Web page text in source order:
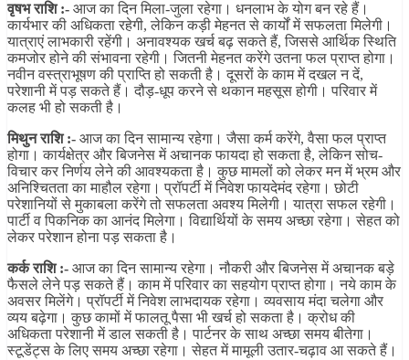
वृषभ राशि :- आज का दिन मिला-जुला रहेगा। धनलाभ के योग बन रहे हैं।
कार्यभार की अधिकता रहेगी, लेकिन कड़ी मेहनत से कार्यों में सफलता मिलेगी।
यात्राएं लाभकारी रहेंगी। अनावश्यक खर्च बढ़ सकते हैं, जिससे आर्थिक स्थिति
कमजोर होने की संभावना रहेगी। जितनी मेहनत करेंगे उतना फल प्राप्त होगा।
नवीन वस्त्राभूषण की प्राप्ति हो सकती है। दूसरों के काम में दखल न दें,
परेशानी में पड़ सकते हैं। दौड़-धूप करने से थकान महसूस होगी। परिवार में
कलह भी हो सकती है।
मिथुन राशि :- आज का दिन सामान्य रहेगा। जैसा कर्म करेंगे, वैसा फल प्राप्त
होगा। कार्यक्षेत्र और बिजनेस में अचानक फायदा हो सकता है, लेकिन सोच-
विचार कर निर्णय लेने की आवश्यकता है। कुछ मामलों को लेकर मन में भ्रम और
अनिश्चितता का माहौल रहेगा। प्रॉपर्टी में निवेश फायदेमंद रहेगा। छोटी
परेशानियों से मुकाबला करेंगे तो सफलता अवश्य मिलेगी। यात्रा सफल रहेगी।
पार्टी व पिकनिक का आनंद मिलेगा। विद्यार्थियों के समय अच्छा रहेगा। सेहत को
लेकर परेशान होना पड़ सकता है।
कर्क राशि :- आज का दिन सामान्य रहेगा। नौकरी और बिजनेस में अचानक बड़े
फैसले लेने पड़ सकते हैं। काम में परिवार का सहयोग प्राप्त होगा। नये काम के
अवसर मिलेंगे। प्रॉपर्टी में निवेश लाभदायक रहेगा। व्यवसाय मंदा चलेगा और
व्यय बढ़ेगा। कुछ कामों में फालतू पैसा भी खर्च हो सकता है। क्रोध की
अधिकता परेशानी में डाल सकती है। पार्टनर के साथ अच्छा समय बीतेगा।
स्टूडेंट्स के लिए समय अच्छा रहेगा। सेहत में मामूली उतार-चढ़ाव आ सकते हैं।